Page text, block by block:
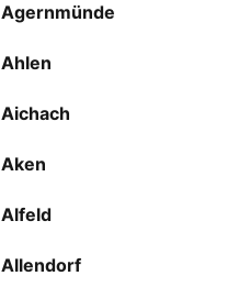
Agernmünde
Ahlen
Aichach
Aken
Alfeld
Allendorf